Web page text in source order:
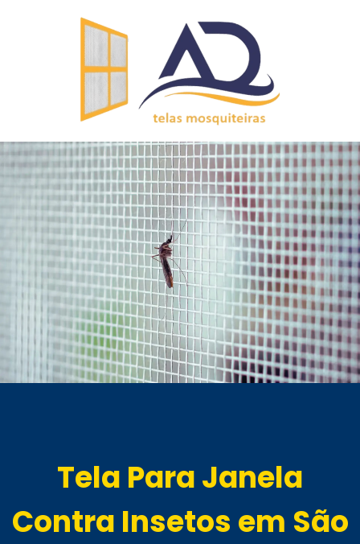
Tela Para Janela
Contra Insetos em São